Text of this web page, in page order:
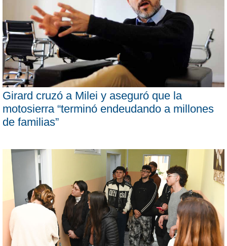
Girard cruzó a Milei y aseguró que la
motosierra “terminó endeudando a millones
de familias”